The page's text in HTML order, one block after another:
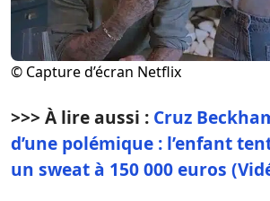
© Capture d’écran Netflix
>>> À lire aussi : Cruz
d’une polémique : l’enfant
un sweat à 150 000 euros